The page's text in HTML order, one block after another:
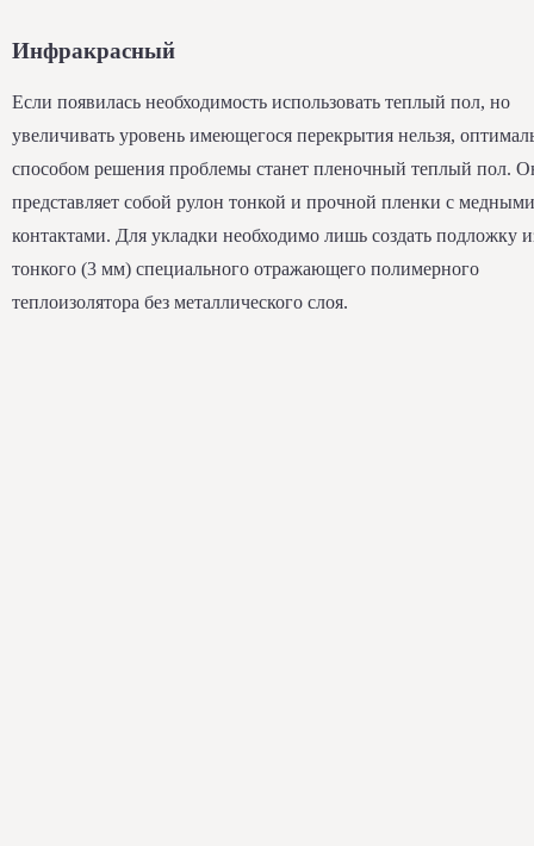
Инфракрасный
Если появилась необходимость использовать теплый пол, но
увеличивать уровень имеющегося перекрытия нельзя,
способом решения проблемы станет пленочный теплый пол.
представляет собой рулон тонкой и прочной пленки с медными
контактами. Для укладки необходимо лишь создать подложку
тонкого (3 мм) специального отражающего полимерного
теплоизолятора без металлического слоя.